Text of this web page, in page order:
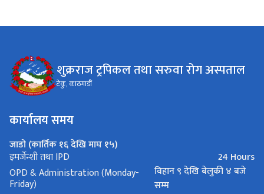
शुक्रराज ट्रपिकल तथा सरुवा रोग अस्पताल
टेकु, काठमाडौं
कार्यालय समय
जाडो (कार्तिक १६ देखि माघ १५)
इमर्जेन्शी तथा IPD
24 Hours
OPD & Administration (Monday-
Friday)
विहान ९ देखि बेलुकी ४ बजे
सम्म